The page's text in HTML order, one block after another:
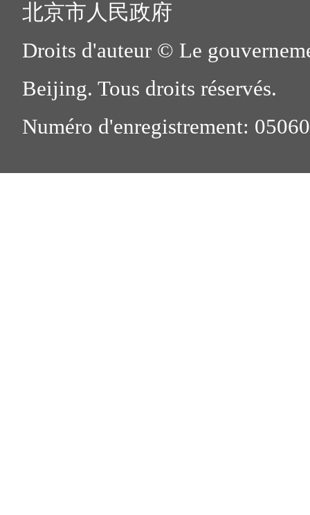
北京市人民政府
Droits d'auteur © Le
Beijing. Tous droits réservés.
Numéro d'enregistrement: